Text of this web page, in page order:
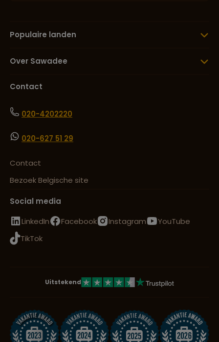
Populaire landen
Over Sawadee
Contact
020-4202220
020-627 51 29
Contact
Bezoek Belgische site
Social media
LinkedIn
Facebook Instagram
YouTube
TikTok
Uitstekend